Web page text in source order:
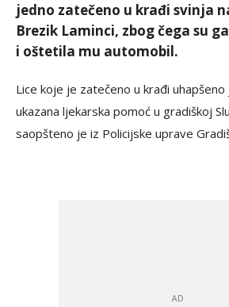
jedno zatečeno u krađi svinja
Brezik Laminci, zbog čega su
i oštetila mu automobil.
Lice koje je zatečeno u krađi
ukazana ljekarska pomoć u gradiškoj
saopšteno je iz Policijske uprave